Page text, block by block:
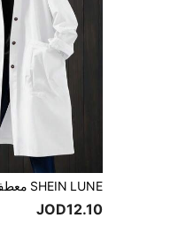
JOD12.10